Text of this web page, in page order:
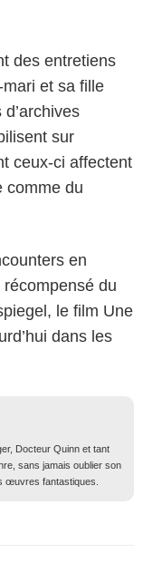
des entretiens
et sa fille
sur
ceux-ci affectent
comme du
en
du
le film Une
dans les
Docteur Quinn et tant
sans jamais oublier son
œuvres fantastiques.